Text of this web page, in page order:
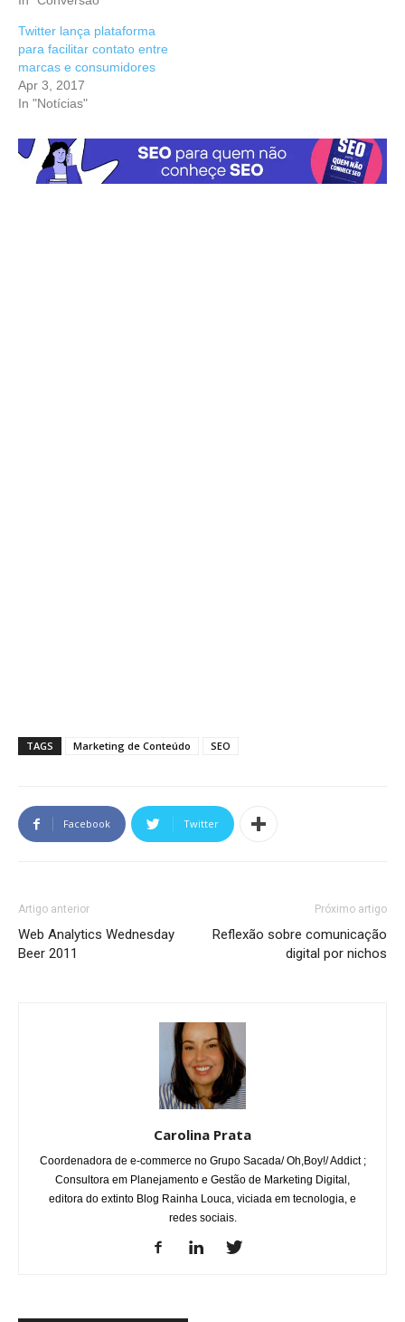
Twitter lança plataforma
para facilitar contato entre
marcas e consumidores
Apr 3, 2017
In "Notícias"
TAGS Marketing de Conteúdo SEO
Facebook Twitter
Artigo anterior
Web Analytics Wednesday
Beer 2011
Próximo artigo
Reflexão sobre comunicação
digital por nichos
Carolina Prata
Coordenadora de e-commerce no Grupo Sacada/ Oh,Boy!/ Addict ;
Consultora em Planejamento e Gestão de Marketing Digital,
editora do extinto Blog Rainha Louca, viciada em tecnologia, e
redes sociais.